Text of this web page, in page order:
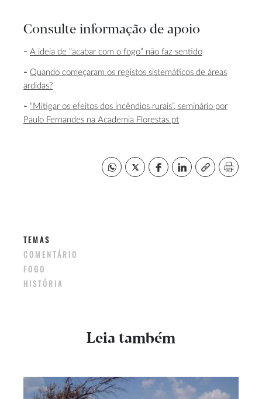
Consulte informação de apoio
A ideia de “acabar com o fogo” não faz sentido
Quando começaram os registos sistemáticos de áreas
ardidas?
“Mitigar os efeitos dos incêndios rurais”, seminário por
Paulo Fernandes na Academia Florestas.pt
TEMAS
COMENTÁRIO
FOGO
HISTÓRIA
Leia também